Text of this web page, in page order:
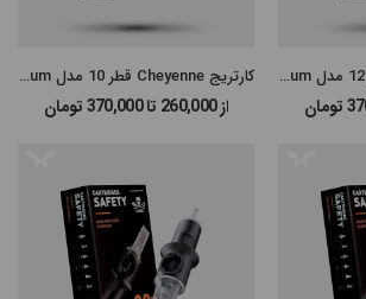
کارتریج Cheyenne قطر 12 مدل Magnum
تومان
کارتریج Cheyenne قطر 10 مدل Magnum
از 260,000 تا 370,000 تومان